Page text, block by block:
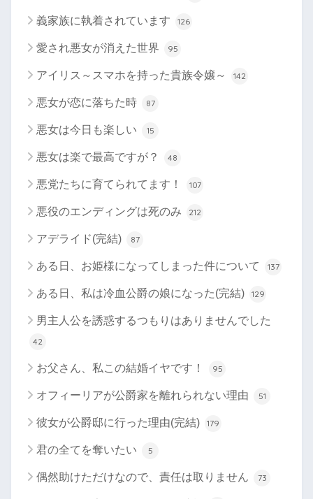
義家族に執着されています 126
愛され悪女が消えた世界 95
アイリス～スマホを持った貴族令嬢～ 142
悪女が恋に落ちた時 87
悪女は今日も楽しい 15
悪女は楽で最高ですが？ 48
悪党たちに育てられてます！ 107
悪役のエンディングは死のみ 212
アデライド(完結) 87
ある日、お姫様になってしまった件について 137
ある日、私は冷血公爵の娘になった(完結) 129
男主人公を誘惑するつもりはありませんでした
42
お父さん、私この結婚イヤです！ 95
オフィーリアが公爵家を離れられない理由 51
彼女が公爵邸に行った理由(完結) 179
君の全てを奪いたい 5
偶然助けただけなので、責任は取りません 73